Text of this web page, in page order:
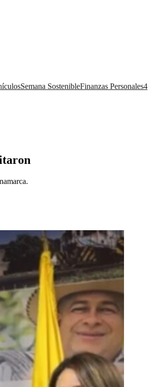
Semana SostenibleFinanzas Personales4